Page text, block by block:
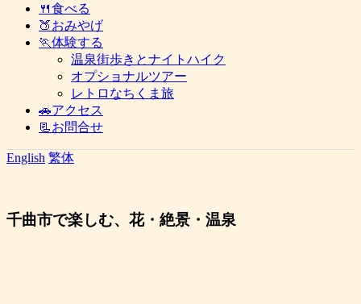
🍴食べる
🍑おみやげ
🏃体験する
温泉街歩きとナイトハイク
オプショナルツアー
レトロなちくま旅
🚗アクセス
📃お問合せ
English 繁体
千曲市で楽しむ、花・絶景・温泉